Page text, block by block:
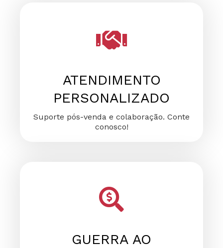
ATENDIMENTO
PERSONALIZADO
Suporte pós-venda e colaboração. Conte
conosco!
GUERRA AO